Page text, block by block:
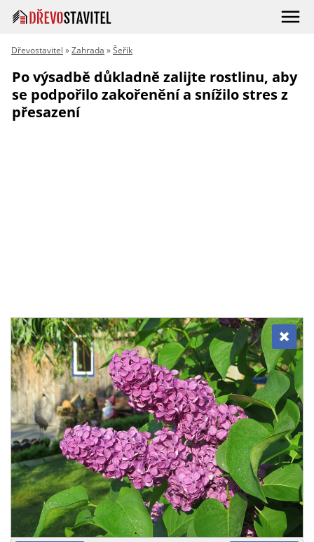
Dřevostavitel »Zahrada »Šeřík
Po výsadbě důkladně zalijte rostlinu, aby
se podpořilo zakořenění a snížilo stres z
přesazení